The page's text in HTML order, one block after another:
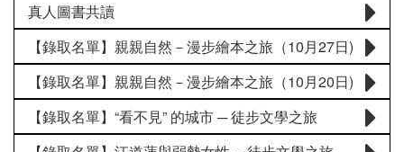
真人圖書共讀
【錄取名單】親親自然－漫步繪本之旅（10月27日)
【錄取名單】親親自然－漫步繪本之旅（10月20日)
【錄取名單】“看不見” 的城市 ─ 徒步文學之旅